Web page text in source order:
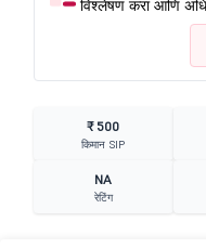
विश्लेषण करा आणि
₹ 500
किमान SIP
NA
रेटिंग